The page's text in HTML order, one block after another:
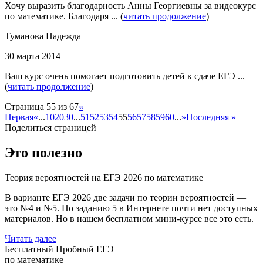
Хочу выразить благодарность Анны Георгиевны за видеокурс
по математике. Благодаря ... (читать продолжение)
Туманова Надежда
30 марта 2014
Ваш курс очень помогает подготовить детей к сдаче ЕГЭ ...
(читать продолжение)
Страница 55 из 67«
Первая«...102030...51 525354555657585960...»Последняя »
Поделиться страницей
Это полезно
Теория вероятностей на ЕГЭ 2026 по математике
В варианте ЕГЭ 2026 две задачи по теории вероятностей —
это №4 и №5. По заданию 5 в Интернете почти нет доступных
материалов. Но в нашем бесплатном мини-курсе все это есть.
Читать далее
Бесплатный Пробный ЕГЭ
по математике